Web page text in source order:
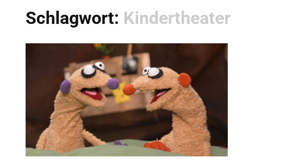
Schlagwort: Kindertheater